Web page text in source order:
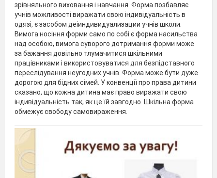
зрівняльного виховання і навчання. Форма позбавляє
учнів можливості виражати свою індивідуальність в
одязі, є засобом деіиндивидуализации учнів школи.
Вимога носіння форми само по собі є форма насильства
над особою, вимога суворого дотримання форми може
за бажання довільно тлумачитися шкільними
працівниками і використовуватися для безпідставного
переслідування неугодних учнів. Форма може бути дуже
дорогою для бідних сімей. У конвенції про права дитини
сказано, що кожна дитина має право виражати свою
індивідуальність так, як це їй завгодно. Шкільна форма
обмежує свободу самовираження.